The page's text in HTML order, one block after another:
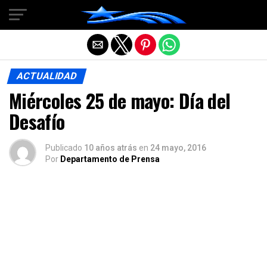
ACTUALIDAD
Miércoles 25 de mayo: Día del
Desafío
Publicado 10 años atrás en 24 mayo, 2016
Por Departamento de Prensa
Salir de la versión móvil